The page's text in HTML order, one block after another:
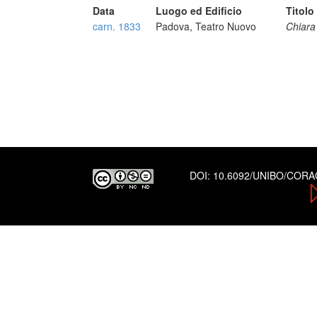
Data Luogo ed Edificio
Titolo
carn. 1833
Padova, Teatro Nuovo
DOI: 10.6092/UNIBO/